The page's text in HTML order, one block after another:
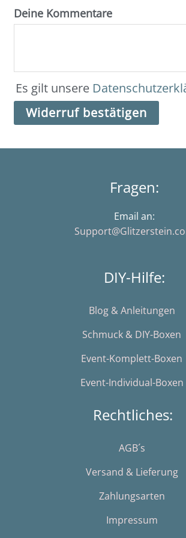
Deine Kommentare
Es gilt unsere
Widerruf bestätigen
Fragen:
Email an:
DIY-Hilfe:
Blog & Anleitungen
Schmuck & DIY-Boxen
Event-Komplett-Boxen
Event-Individual-Boxen
Rechtliches:
AGB´s
Versand & Lieferung
Zahlungsarten
Impressum